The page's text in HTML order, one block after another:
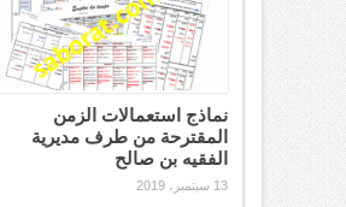
نماذج استعمالات الزمن
المقترحة من طرف مديرية
الفقيه بن صالح
13 سبتمبر، 2019